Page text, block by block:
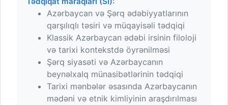
Azərbaycan və Şərq ədəbiyyatlarının
qarşılıqlı təsiri və müqayisəli tədqiqi
Klassik Azərbaycan ədəbi irsinin filoloji
və tarixi kontekstdə öyrənilməsi
Şərq siyasəti və Azərbaycanın
beynəlxalq münasibətlərinin tədqiqi
Tarixi mənbələr əsasında Azərbaycanın
mədəni və etnik kimliyinin araşdırılması